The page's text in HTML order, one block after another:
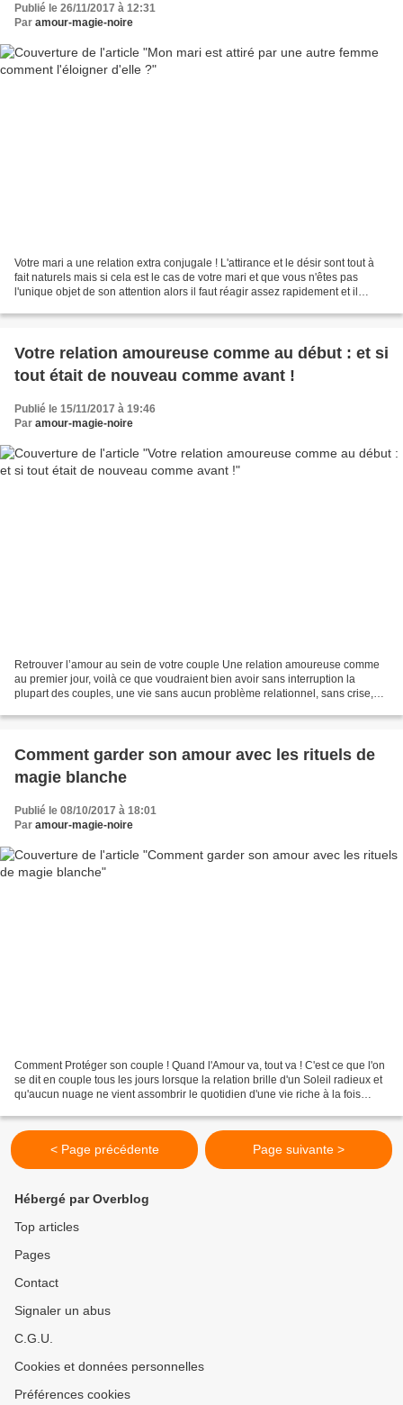
Publié le 26/11/2017 à 12:31
Par amour-magie-noire
Votre mari a une relation extra conjugale ! L'attirance et le désir sont tout à
fait naturels mais si cela est le cas de votre mari et que vous n'êtes pas
l'unique objet de son attention alors il faut réagir assez rapidement et il
Votre relation amoureuse comme au début : et si
tout était de nouveau comme avant !
Publié le 15/11/2017 à 19:46
Par amour-magie-noire
Retrouver l’amour au sein de votre couple Une relation amoureuse comme
au premier jour, voilà ce que voudraient bien avoir sans interruption la
plupart des couples, une vie sans aucun problème relationnel, sans crise,
Comment garder son amour avec les rituels de
magie blanche
Publié le 08/10/2017 à 18:01
Par amour-magie-noire
Comment Protéger son couple ! Quand l'Amour va, tout va ! C'est ce que l'on
se dit en couple tous les jours lorsque la relation brille d'un Soleil radieux et
qu'aucun nuage ne vient assombrir le quotidien d'une vie riche à la fois
< Page précédente Page suivante >
Hébergé par Overblog
Top articles
Pages
Contact
Signaler un abus
C.G.U.
Cookies et données personnelles
Préférences cookies